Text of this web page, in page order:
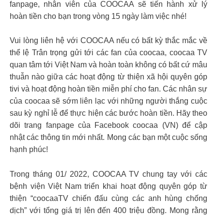
fanpage, nhân viên của COOCAA sẽ tiến hành xử lý
hoàn tiền cho bạn trong vòng 15 ngày làm việc nhé!
Vui lòng liên hệ với COOCAA nếu có bất kỳ thắc mắc về
thể lệ Trân trọng gửi tới các fan của coocaa, coocaa TV
quan tâm tới Việt Nam và hoàn toàn không có bất cứ mâu
thuẫn nào giữa các hoạt động từ thiện xã hội quyên góp
tivi và hoạt động hoàn tiền miễn phí cho fan. Các nhân sự
của coocaa sẽ sớm liên lạc với những người thắng cuộc
sau kỳ nghỉ lễ để thực hiện các bước hoàn tiền. Hãy theo
dõi trang fanpage của Facebook coocaa (VN) để cập
nhật các thông tin mới nhất. Mong các bạn một cuộc sống
hạnh phúc!
Trong tháng 01/ 2022, COOCAA TV chung tay với các
bệnh viện Việt Nam triển khai hoạt động quyên góp từ
thiện “coocaaTV chiến đấu cùng các anh hùng chống
dịch” với tổng giá trị lên đến 400 triệu đồng. Mong rằng